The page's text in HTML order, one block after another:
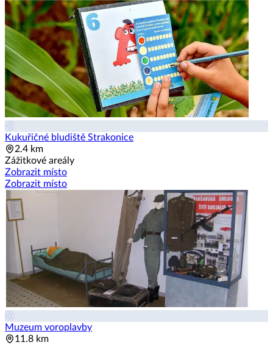
Kukuřičné bludiště Strakonice
2.4 km
Zážitkové areály
Zobrazit místo
Zobrazit místo
Muzeum voroplavby
11.8 km